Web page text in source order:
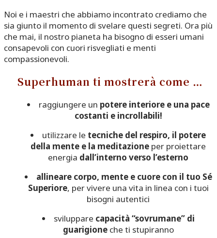
Noi e i maestri che abbiamo incontrato crediamo che
sia giunto il momento di svelare questi segreti. Ora più
che mai, il nostro pianeta ha bisogno di esseri umani
consapevoli con cuori risvegliati e menti
compassionevoli.
Superhuman ti mostrerà come …
raggiungere un potere interiore e una pace
costanti e incrollabili!
utilizzare le tecniche del respiro, il potere
della mente e la meditazione per proiettare
energia dall’interno verso l’esterno
allineare corpo, mente e cuore con il tuo Sé
Superiore, per vivere una vita in linea con i tuoi
bisogni autentici
sviluppare capacità “sovrumane” di
guarigioneche ti stupiranno